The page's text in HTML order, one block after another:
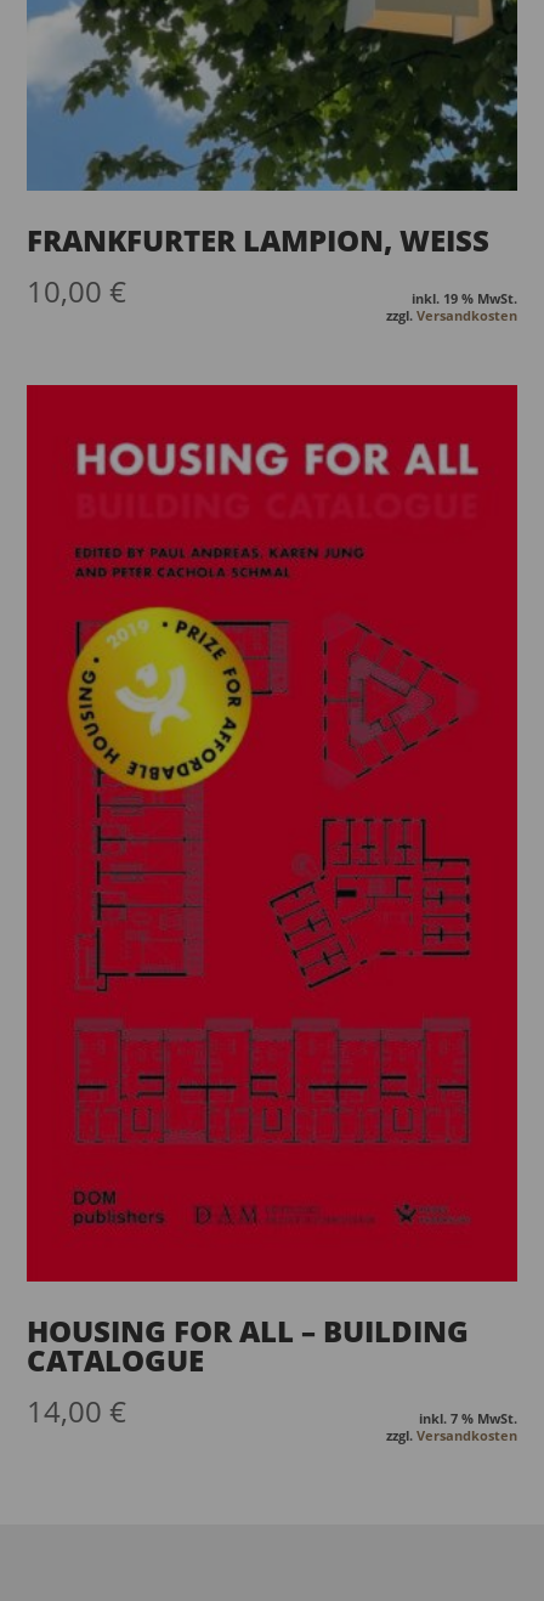
FRANKFURTER LAMPION, WEISS
10,00€
inkl. 19 % MwSt.
zzgl. Versandkosten
HOUSING FOR ALL – BUILDING
CATALOGUE
14,00€
inkl. 7 % MwSt.
zzgl. Versandkosten